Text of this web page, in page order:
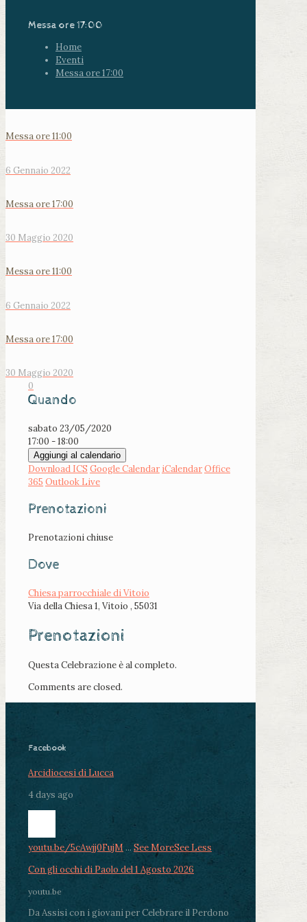
Messa ore 17:00
Home
Eventi
Messa ore 17:00
Messa ore 11:00
6 Gennaio 2022
Messa ore 17:00
30 Maggio 2020
Messa ore 11:00
6 Gennaio 2022
Messa ore 17:00
30 Maggio 2020
0
Quando
sabato 23/05/2020
17:00 - 18:00
Aggiungi al calendario
Download ICS Google Calendar iCalendarOffice
365 Outlook Live
Prenotazioni
Prenotazioni chiuse
Dove
Chiesa parrocchiale di Vitoio
Via della Chiesa 1, Vitoio , 55031
Prenotazioni
Questa Celebrazione è al completo.
Comments are closed.
Facebook
Arcidiocesi di Lucca
4 days ago
youtu.be/5cAwjj0FujM ... See MoreSee Less
Con gli occhi di Paolo del 1 Agosto 2026
youtu.be
Da Assisi con i giovani per Celebrare il Perdono